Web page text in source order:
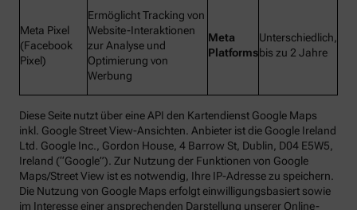
Meta Pixel
(Facebook
Pixel)
Ermöglicht Tracking von
Website-Interaktionen
zur Analyse und
Optimierung von
Werbung
Meta
Platforms
Unterschiedlich,
bis zu 2 Jahre
Diese Seite nutzt über eine API den Kartendienst Google Maps
inkl. Google Street View-Ansichten. Anbieter ist die Google Ireland
Ltd. Google Inc., Gordon House, 4 Barrow St, Dublin, D04 E5W5,
Ireland (“Google”). Zur Nutzung der Funktionen von Google
Maps/Street View ist es notwendig, Ihre IP-Adresse zu speichern.
Die Nutzung von Google Maps erfolgt einwilligungsbasiert sowie
im Interesse einer ansprechenden Darstellung unserer Online-